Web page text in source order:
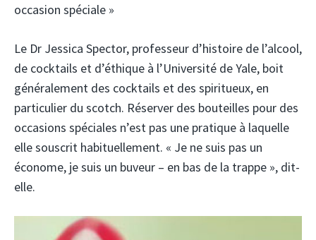
occasion spéciale »
Le Dr Jessica Spector, professeur d’histoire de l’alcool,
de cocktails et d’éthique à l’Université de Yale, boit
généralement des cocktails et des spiritueux, en
particulier du scotch. Réserver des bouteilles pour des
occasions spéciales n’est pas une pratique à laquelle
elle souscrit habituellement. « Je ne suis pas un
économe, je suis un buveur – en bas de la trappe », dit-
elle.